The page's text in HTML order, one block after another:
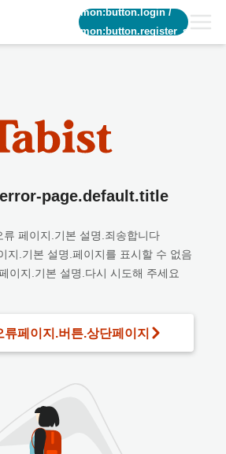
common:button.login/
common:button.register_short
page.default.title
류 페이지.기본 설명.죄송합니다
지.기본 설명.페이지를 표시할 수 없음
이지.기본 설명.다시 시도해 주세요
페이지.버튼.상단페이지